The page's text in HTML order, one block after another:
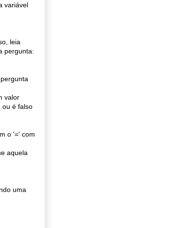
variável
leia
pergunta:
valor
ou é falso
o '=' com
aquela
uma